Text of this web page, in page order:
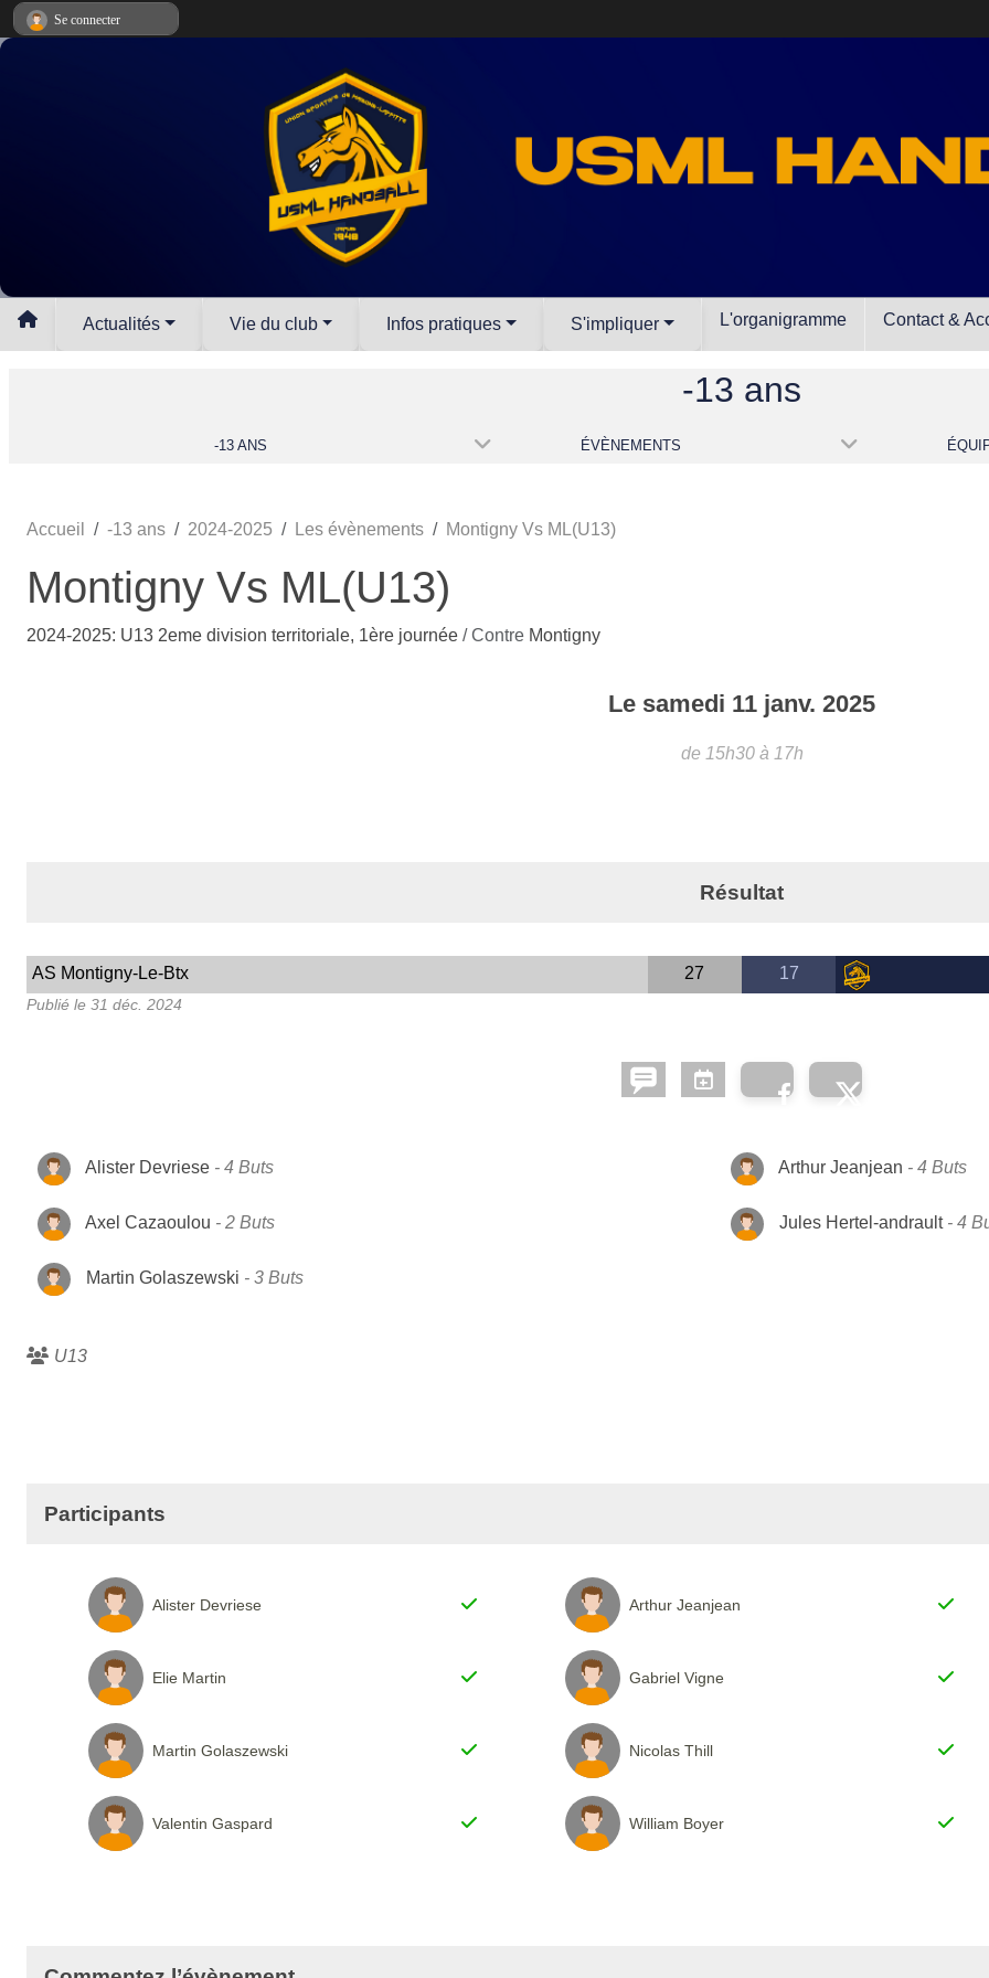
Actualités Vie du club Infos pratiques S'impliquer L'organigramme Contact &
-13 ans
-13 ANS ÉVÈNEMENTS
Accueil -13 ans 2024-2025 Les évènements Montigny Vs ML(U13)
Montigny Vs ML(U13)
2024-2025: U13 2eme division territoriale, 1ère journée / Contre Montigny
Le samedi 11 janv. 2025
de 15h30 à 17h
Résultat
AS Montigny-Le-Btx 27 17
Publié le 31 déc. 2024
Alister Devriese 4 Buts Arthur Jeanjean 4 Buts
Axel Cazaoulou 2 Buts Jules Hertel-andrault 4
Martin Golaszewski 3 Buts
U13
Participants
Alister Devriese Arthur Jeanjean
Elie Martin Gabriel Vigne
Martin Golaszewski Nicolas Thill
Valentin Gaspard William Boyer
Se connecter
Panneau de gestion des cookies